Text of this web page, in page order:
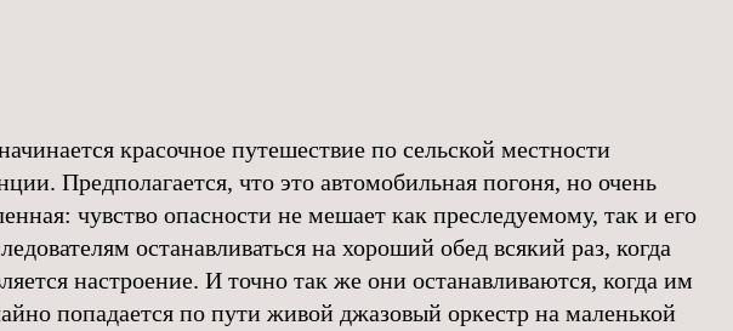
красочное путешествие по сельской местности
Предполагается, что это автомобильная погоня, но очень
чувство опасности не мешает как преследуемому, так и его
останавливаться на хороший обед всякий раз, когда
настроение. И точно так же они останавливаются, когда им
попадается по пути живой джазовый оркестр на маленькой